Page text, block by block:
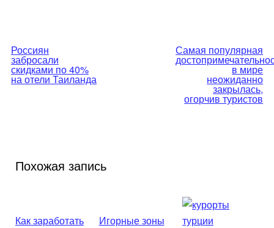
Навигация
по
Россиян
забросали
скидками по 40%
на отели Таиланда
Самая популярная
в мире
неожиданно
закрылась,
огорчив туристов
Похожая запись
Как заработать
Игорные зоны